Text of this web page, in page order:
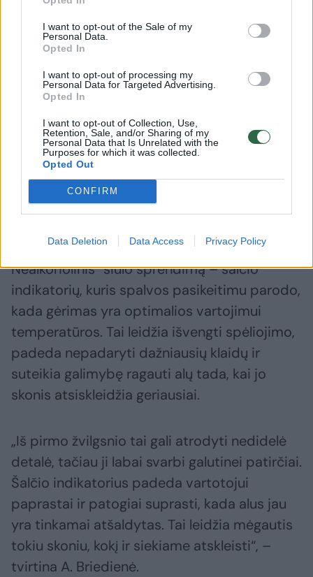
I want to opt-out of the Sale of my
Personal Data.
Opted In
I want to opt-out of processing my
Personal Data for Targeted Advertising.
Opted In
I want to opt-out of Collection, Use,
Retention, Sale, and/or Sharing of my
Personal Data that Is Unrelated with the
Purposes for which it was collected.
Opted Out
CONFIRM
Data Deletion Data Access Privacy Policy
atsiskleistų jo stipriosios savybės. Vienoms
rūšims reikia daugiau gaivos, kitoms – šiek
tiek aukštesnės temperatūros, kad atsivertų
aromatai. Todėl temperatūra aludariams yra
ne techninė detalė, o svarbi visos ragavimo
Kai nebereikia spėlioti
Būtent todėl kyla natūralus klausimas – kaip
taip, kaip reikia. Tam „Kalnapilis
Nealkoholinis“ siūlo sprendimą – šalčio
indikatorių, kuris spalvos pasikeitimu parodo,
kada gėrimas yra optimalios vartojimui
temperatūros. Tai leidžia išvengti spėliojimo,
padeda nepadaryti dažniausių klaidų ir
suteikia galimybę ragauti alų tada, kai jo
skonis atsiskleidžia geriausiai.
„Iš pirmo žvilgsnio tai gali atrodyti nedidelė
detalė, tačiau ji labai svarbi galutinei patirčiai.
Šalčio indikatorius padeda vartotojui
paprastai ir patogiai suprasti, kada alus jau
yra tinkamai atšaldytas. Tai leidžia mėgautis
tokiu skoniu, kokį ir siekiame atskleisti“, –
tvirtina A. Briedienė.